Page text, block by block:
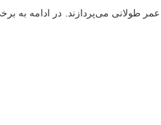
عمر طولانی می‌پردازند. در ادامه